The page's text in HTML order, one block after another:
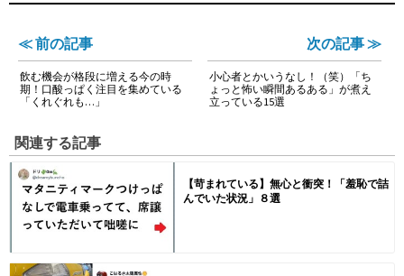
≪ 前の記事
飲む機会が格段に増える今の時
期！口酸っぱく注目を集めている
「くれぐれも…」
次の記事 ≫
小心者とかいうなし！（笑）「ち
ょっと怖い瞬間あるある」が煮え
立っている15選
関連する記事
【苛まれている】無心と衝突！「羞恥で詰
んでいた状況」８選